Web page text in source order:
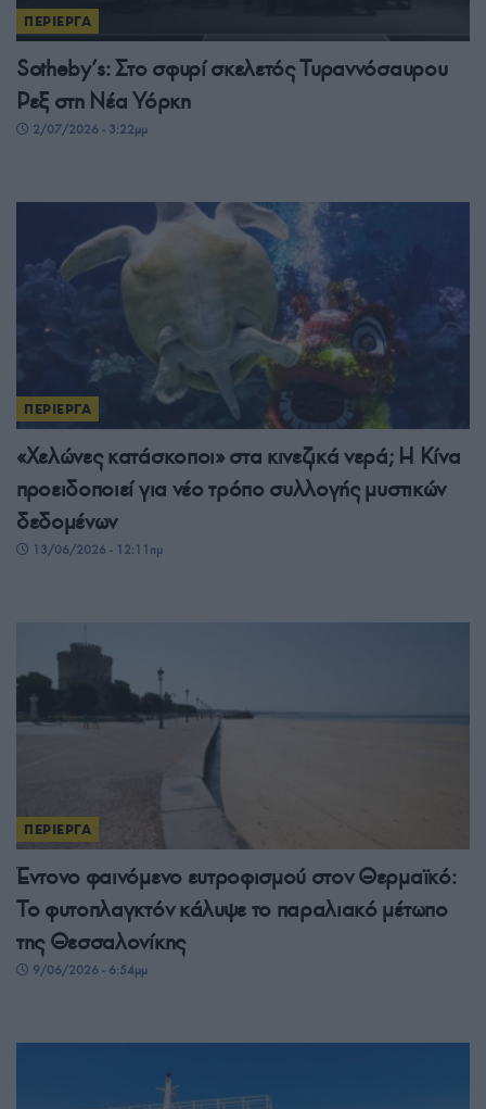
ΠΕΡΙΕΡΓΑ
Sotheby’s: Στο σφυρί σκελετός Τυραννόσαυρου
Ρεξ στη Νέα Υόρκη
2/07/2026 - 3:22μμ
ΠΕΡΙΕΡΓΑ
«Χελώνες κατάσκοποι» στα κινεζικά νερά; Η Κίνα
προειδοποιεί για νέο τρόπο συλλογής μυστικών
δεδομένων
13/06/2026 - 12:11πμ
ΠΕΡΙΕΡΓΑ
Έντονο φαινόμενο ευτροφισμού στον Θερμαϊκό:
Το φυτοπλαγκτόν κάλυψε το παραλιακό μέτωπο
της Θεσσαλονίκης
9/06/2026 - 6:54μμ